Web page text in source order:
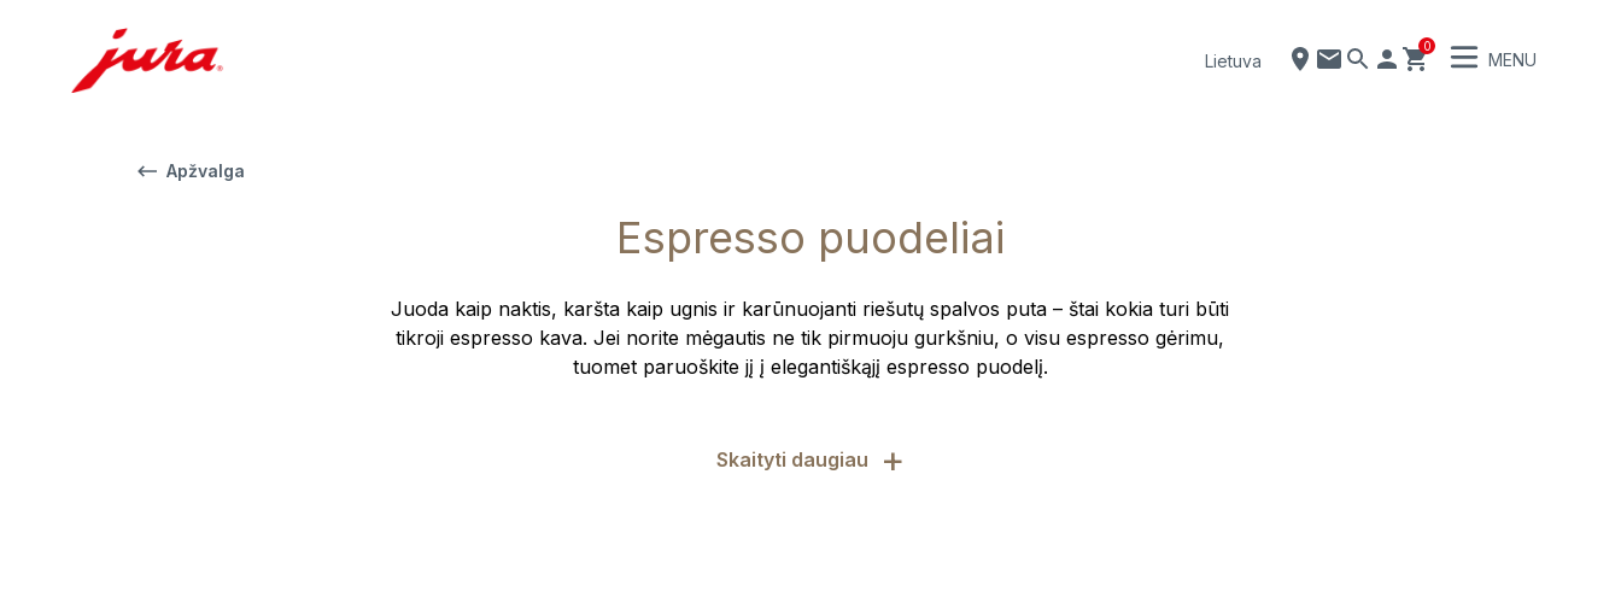
Lietuva
0
MENU
Apžvalga
Espresso puodeliai
Juoda kaip naktis, karšta kaip ugnis ir karūnuojanti riešutų spalvos puta – štai kokia turi būti
tikroji espresso kava. Jei norite mėgautis ne tik pirmuoju gurkšniu, o visu espresso gėrimu,
tuomet paruoškite jį į elegantiškąjį espresso puodelį.
Skaityti daugiau +